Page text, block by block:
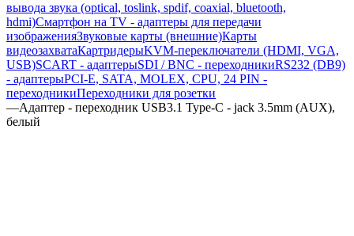
вывода звука (optical, toslink, spdif, coaxial, bluetooth,
hdmi)Смартфон на TV - адаптеры для передачи
изображенияЗвуковые карты (внешние)Карты
видеозахватаКартридерыKVM-переключатели (HDMI, VGA,
USB)SCART - адаптерыSDI / BNC - переходникиRS232 (DB9)
- адаптерыPCI-E, SATA, MOLEX, CPU, 24 PIN -
переходникиПереходники для розетки
—Адаптер - переходник USB3.1 Type-C - jack 3.5mm (AUX),
белый